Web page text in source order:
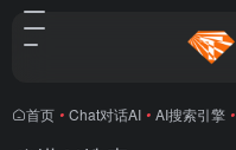
首页 • Chat对话AI • AI搜索引擎 •